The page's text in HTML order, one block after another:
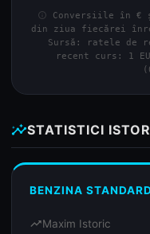
info Conversiile în €
din ziua fiecărei
Sursă: ratele de
recent curs: 1
insightsSTATISTICI
BENZINA
trending_upMaxim Istoric